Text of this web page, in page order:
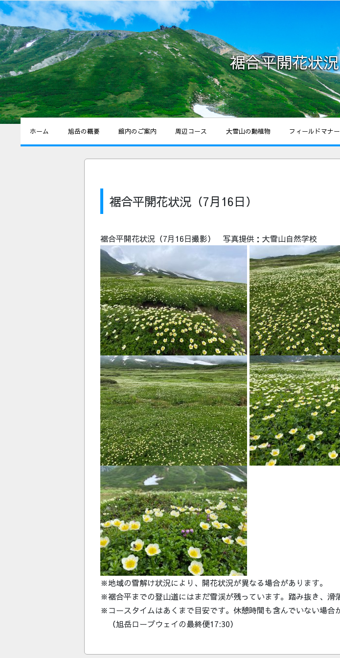
裾合平開花状
ホーム 旭岳の概要 館内のご案内 周辺コース 大雪山の動植物 フィールドマナー
裾合平開花状況（7月16日）
裾合平開花状況（7月16日撮影） 写真提供：大雪山自然学校
※地域の雪解け状況により、開花状況が異なる場合があります。
※裾合平までの登山道にはまだ雪渓が残っています。踏み抜き、滑
※コースタイムはあくまで目安です。休憩時間も含んでいない場合
（旭岳ロープウェイの最終便17:30）